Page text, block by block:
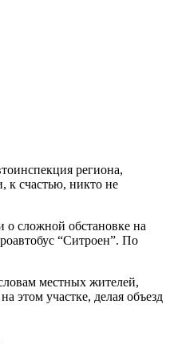
региона,
к счастью, никто не
сложной обстановке на
“Ситроен”. По
местных жителей,
этом участке, делая объезд